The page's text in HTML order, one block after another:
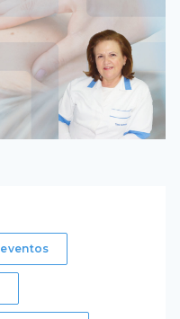
eventos